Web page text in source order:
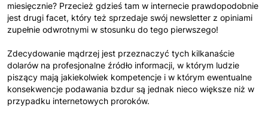
miesięcznie? Przecież gdzieś tam w internecie prawdopodobnie
jest drugi facet, który też sprzedaje swój newsletter z opiniami
zupełnie odwrotnymi w stosunku do tego pierwszego!
Zdecydowanie mądrzej jest przeznaczyć tych kilkanaście
dolarów na profesjonalne źródło informacji, w którym ludzie
piszący mają jakiekolwiek kompetencje i w którym ewentualne
konsekwencje podawania bzdur są jednak nieco większe niż w
przypadku internetowych proroków.